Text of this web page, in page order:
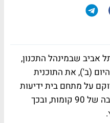
אביב שבמינהל התכנון,
(ב'), את התוכנית
על מתחם בית ידיעות
אחרונות המיתולוגי, ויתנשא לגובה של 90 קומות, ובכך